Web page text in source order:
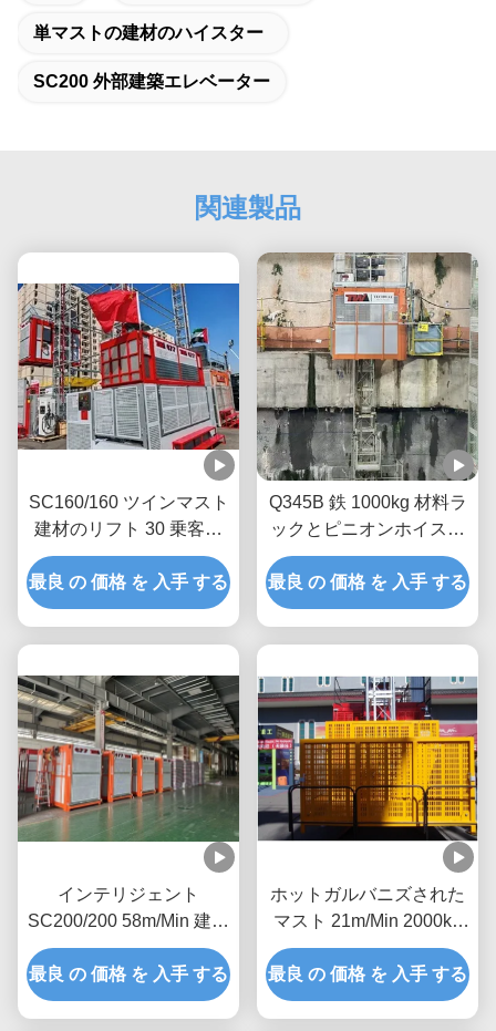
単マストの建材のハイスター
SC200 外部建築エレベーター
関連製品
SC160/160 ツインマスト
建材のリフト 30 乗客の
リフト
最良 の 価格 を 入手 する
Q345B 鉄 1000kg 材料ラ
ックとピニオンホイスト
リフト
最良 の 価格 を 入手 する
インテリジェント
SC200/200 58m/Min 建設
現場における建築材料の
吊り上げ
最良 の 価格 を 入手 する
ホットガルバニズされた
マスト 21m/Min 2000kg
材料のためのラックとピ
ニオン建設ホイスト
最良 の 価格 を 入手 する